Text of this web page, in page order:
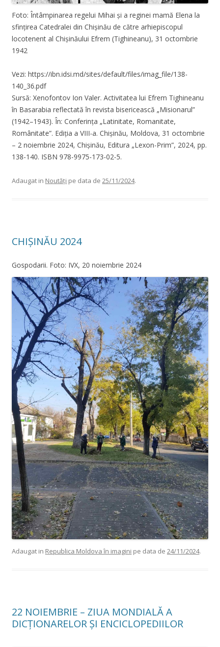
Foto: Întâmpinarea regelui Mihai și a reginei mamă Elena la
sfințirea Catedralei din Chișinău de către arhiepiscopul
locotenent al Chișinăului Efrem (Tighineanu), 31 octombrie
1942
Vezi: https://ibn.idsi.md/sites/default/files/imag_file/138-
140_36.pdf
Sursă: Xenofontov Ion Valer. Activitatea lui Efrem Tighineanu
în Basarabia reflectată în revista bisericească „Misionarul”
(1942–1943). În: Conferința „Latinitate, Romanitate,
Românitate”. Ediția a VIII-a. Chișinău, Moldova, 31 octombrie
– 2 noiembrie 2024, Chișinău, Editura „Lexon-Prim”, 2024, pp.
138-140. ISBN 978-9975-173-02-5.
Adaugat in Noutăți pe data de 25/11/2024.
CHIȘINĂU 2024
Gospodarii. Foto: IVX, 20 noiembrie 2024
Adaugat in Republica Moldova în imagini pe data de 24/11/2024.
22 NOIEMBRIE – ZIUA MONDIALĂ A
DICȚIONARELOR ȘI ENCICLOPEDIILOR